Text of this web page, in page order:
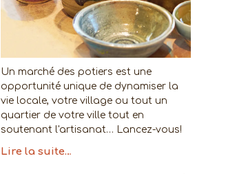
Un marché des potiers est une
opportunité unique de dynamiser la
vie locale, votre village ou tout un
quartier de votre ville tout en
soutenant l'artisanat… Lancez-vous!
Lire la suite…